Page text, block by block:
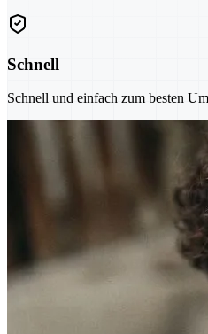
Schnell
Schnell und einfach zum besten